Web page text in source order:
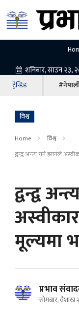
ट्रेन्डिङ
विश्व
Home
विश्व
द्वन्द्व अन्त्य गर्न इरानले
द्वन्द्व
मूल्यमा
प्रभाव
सोमबार, वैशाख